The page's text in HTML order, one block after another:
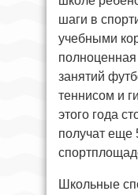
шаги в
учебными
занятий
теннисом и
этого года
получат еще
Школьные